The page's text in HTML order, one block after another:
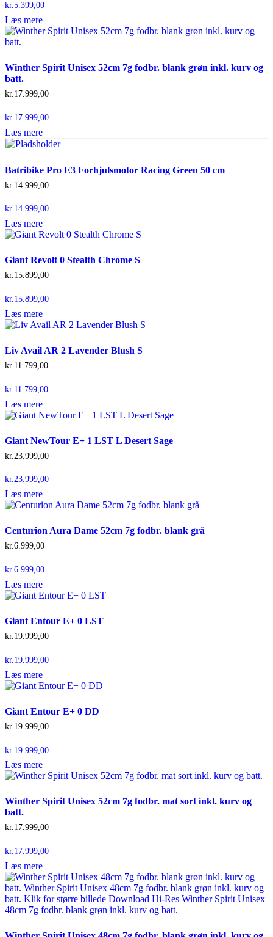
kr.5.399,00
Læs mere
Winther Spirit Unisex 52cm 7g fodbr. blank grøn inkl. kurv og
batt.
kr. 17.999,00
kr. 17.999,00
Læs mere
Batribike Pro E3 Forhjulsmotor Racing Green 50 cm
kr. 14.999,00
kr.14.999,00
Læs mere
Giant Revolt 0 Stealth Chrome S
kr.15.899,00
kr.15.899,00
Læs mere
Liv Avail AR 2 Lavender Blush S
kr. 11.799,00
kr. 11.799,00
Læs mere
Giant NewTour E+ 1 LST L Desert Sage
kr. 23.999,00
kr.23.999,00
Læs mere
Centurion Aura Dame 52cm 7g fodbr. blank grå
kr.6.999,00
kr.6.999,00
Læs mere
Giant Entour E+ 0 LST
kr.19.999,00
kr. 19.999,00
Læs mere
Giant Entour E+ 0 DD
kr. 19.999,00
kr. 19.999,00
Læs mere
Winther Spirit Unisex 52cm 7g fodbr. mat sort inkl. kurv og
batt.
kr.17.999,00
kr.17.999,00
Læs mere